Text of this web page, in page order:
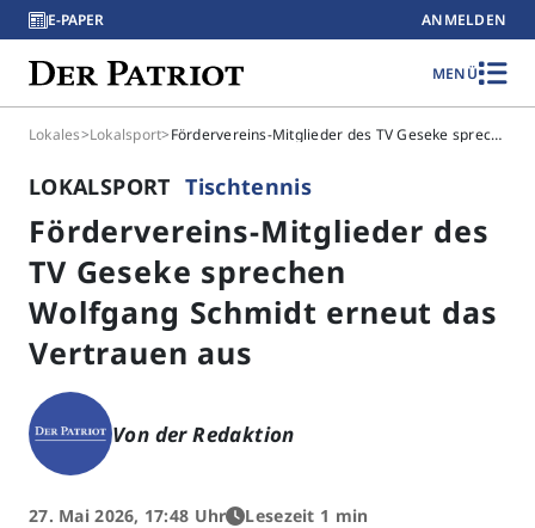
E-PAPER ANMELDEN
MENÜ
Lokales>Lokalsport> Fördervereins-Mitglieder des TV Geseke sprechen Wolfgang Schmidt erneut das Vertrauen aus
LOKALSPORT Tischtennis
Fördervereins-Mitglieder des
TV Geseke sprechen
Wolfgang Schmidt erneut das
Vertrauen aus
Von der Redaktion
27. Mai 2026, 17:48 Uhr Lesezeit 1 min